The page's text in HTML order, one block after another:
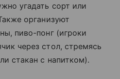
угадать сорт или
организуют
пиво-понг (игроки
через стол, стремясь
стакан с напитком).